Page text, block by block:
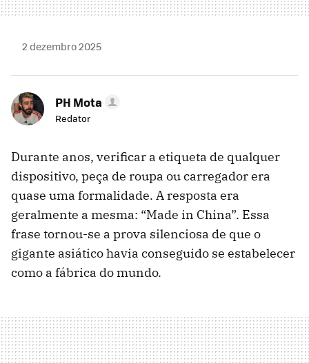
2 dezembro 2025
PH Mota
Redator
Durante anos, verificar a etiqueta de qualquer
dispositivo, peça de roupa ou carregador era
quase uma formalidade. A resposta era
geralmente a mesma: “Made in China”. Essa
frase tornou-se a prova silenciosa de que o
gigante asiático havia conseguido se estabelecer
como a fábrica do mundo.